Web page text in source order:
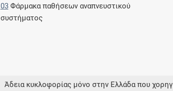
03Φάρμακα παθήσεων αναπνευστικού
συστήματος
Άδεια κυκλοφορίας μόνο στην Ελλάδα που